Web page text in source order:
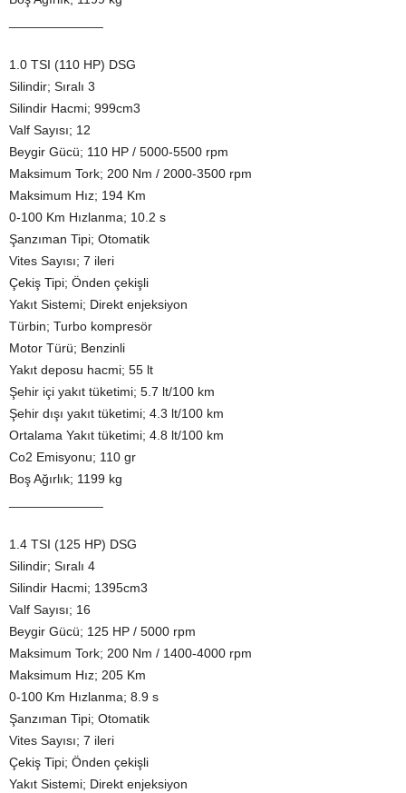
1.0 TSI (110 HP) DSG
Silindir; Sıralı 3
Silindir Hacmi; 999cm3
Valf Sayısı; 12
Beygir Gücü; 110 HP / 5000-5500 rpm
Maksimum Tork; 200 Nm / 2000-3500 rpm
Maksimum Hız; 194 Km
0-100 Km Hızlanma; 10.2 s
Şanzıman Tipi; Otomatik
Vites Sayısı; 7 ileri
Çekiş Tipi; Önden çekişli
Yakıt Sistemi; Direkt enjeksiyon
Türbin; Turbo kompresör
Motor Türü; Benzinli
Yakıt deposu hacmi; 55 lt
Şehir içi yakıt tüketimi; 5.7 lt/100 km
Şehir dışı yakıt tüketimi; 4.3 lt/100 km
Ortalama Yakıt tüketimi; 4.8 lt/100 km
Co2 Emisyonu; 110 gr
Boş Ağırlık; 1199 kg
1.4 TSI (125 HP) DSG
Silindir; Sıralı 4
Silindir Hacmi; 1395cm3
Valf Sayısı; 16
Beygir Gücü; 125 HP / 5000 rpm
Maksimum Tork; 200 Nm / 1400-4000 rpm
Maksimum Hız; 205 Km
0-100 Km Hızlanma; 8.9 s
Şanzıman Tipi; Otomatik
Vites Sayısı; 7 ileri
Çekiş Tipi; Önden çekişli
Yakıt Sistemi; Direkt enjeksiyon